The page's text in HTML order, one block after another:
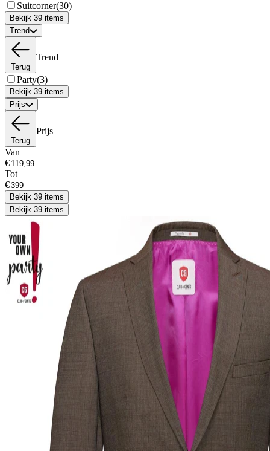
Suitcorner(30)
Bekijk 39 items
Trend
Terug
Trend
Party(3)
Bekijk 39 items
Prijs
Terug
Prijs
Van
€
Tot
€
Bekijk 39 items
Bekijk 39 items